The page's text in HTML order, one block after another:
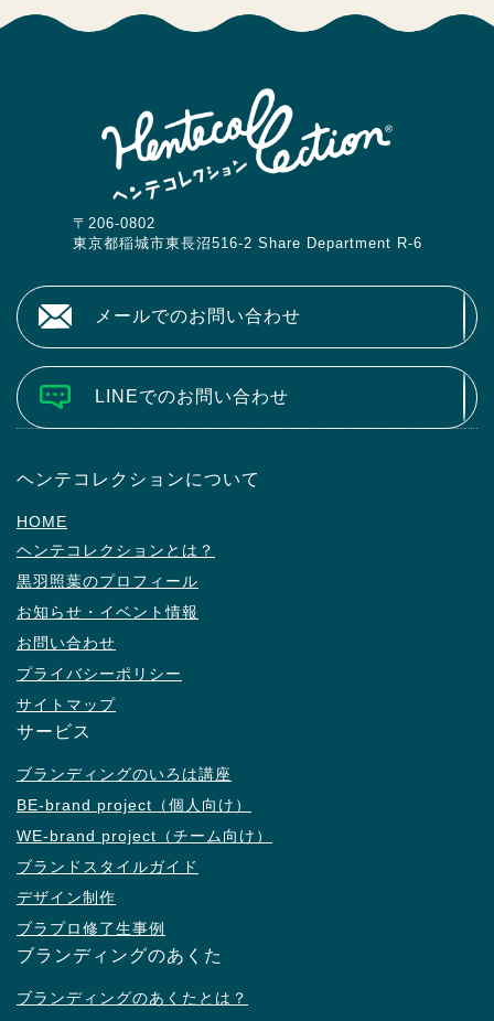
〒206-0802
東京都稲城市東長沼516-2 Share Department R-6
メールでのお問い合わせ
LINEでのお問い合わせ
ヘンテコレクションについて
HOME
ヘンテコレクションとは？
黒羽照葉のプロフィール
お知らせ・イベント情報
お問い合わせ
プライバシーポリシー
サイトマップ
サービス
ブランディングのいろは講座
BE-brand project（個人向け）
WE-brand project（チーム向け）
ブランドスタイルガイド
デザイン制作
ブラプロ修了生事例
ブランディングのあくた
ブランディングのあくたとは？